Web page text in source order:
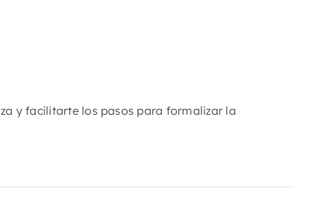
y facilitarte los pasos para formalizar la